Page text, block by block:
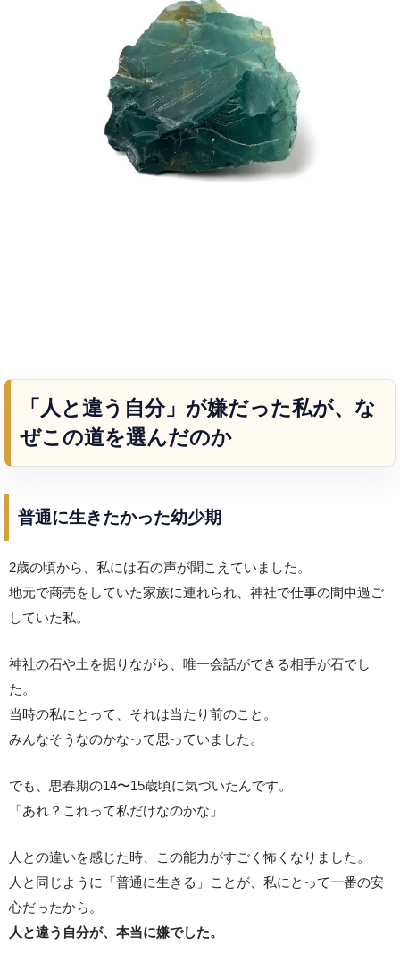
「人と違う自分」が嫌だった私が、な
ぜこの道を選んだのか
普通に生きたかった幼少期
2歳の頃から、私には石の声が聞こえていました。
地元で商売をしていた家族に連れられ、神社で仕事の間中過ご
していた私。
神社の石や土を掘りながら、唯一会話ができる相手が石でし
た。
当時の私にとって、それは当たり前のこと。
みんなそうなのかなって思っていました。
でも、思春期の14〜15歳頃に気づいたんです。
「あれ？これって私だけなのかな」
人との違いを感じた時、この能力がすごく怖くなりました。
人と同じように「普通に生きる」ことが、私にとって一番の安
心だったから。
人と違う自分が、本当に嫌でした。